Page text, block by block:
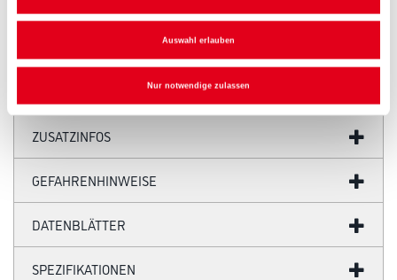
Auswahl erlauben
Nur notwendige zulassen
ZUSATZINFOS
GEFAHRENHINWEISE
DATENBLÄTTER
SPEZIFIKATIONEN